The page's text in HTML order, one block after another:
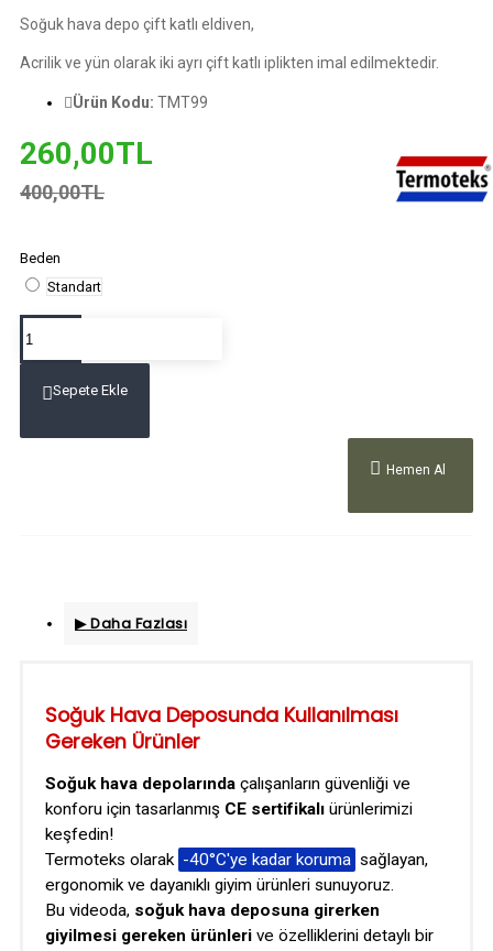
Soğuk hava depo çift katlı eldiven,
Acrilik ve yün olarak iki ayrı çift katlı iplikten imal edilmektedir.
Ürün Kodu: TMT99
260,00TL
400,00TL
Beden
Standart
Sepete Ekle
Hemen Al
▶ Daha Fazlası
Soğuk Hava Deposunda Kullanılması
Gereken Ürünler
Soğuk hava depolarında çalışanların güvenliği ve
konforu için tasarlanmış CE sertifikalı ürünlerimizi
keşfedin!
Termoteks olarak -40°C'ye kadar koruma sağlayan,
ergonomik ve dayanıklı giyim ürünleri sunuyoruz.
Bu videoda, soğuk hava deposuna girerken
giyilmesi gereken ürünleri ve özelliklerini detaylı bir